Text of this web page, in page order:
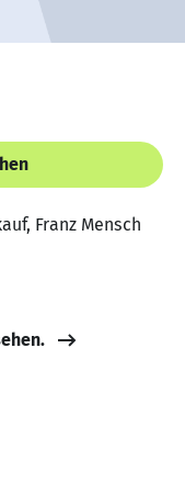
Franz Mensch